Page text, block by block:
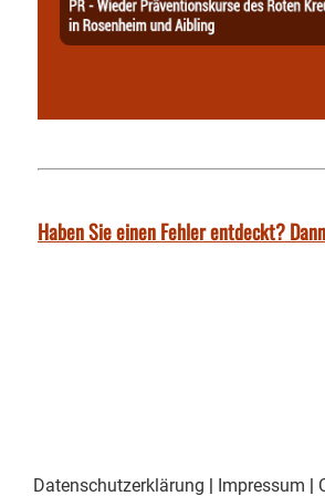
Haben Sie einen Fehler entdeckt?
Datenschutzerklärung | Impressum |